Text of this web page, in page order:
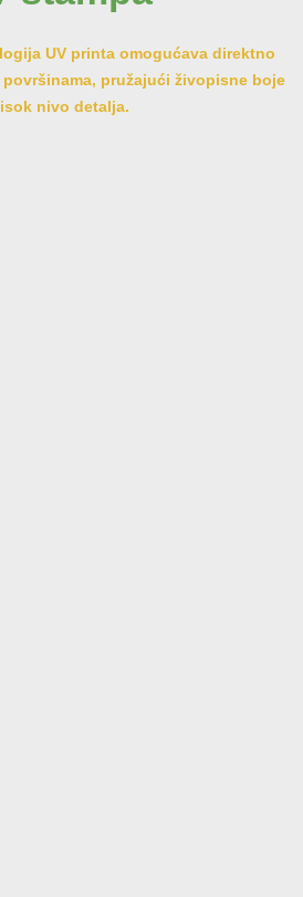
UV printa omogućava direktno
pružajući živopisne boje
nivo detalja.